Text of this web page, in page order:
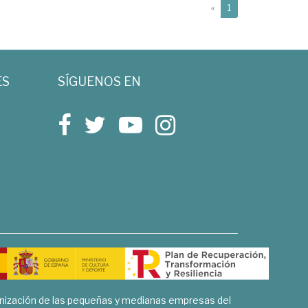
« 1
SÍGUENOS EN
de las pequeñas y medianas empresas del